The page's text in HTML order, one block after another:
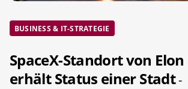
BUSINESS & IT-STRATEGIE
SpaceX-Standort von
erhält Status einer Stadt-